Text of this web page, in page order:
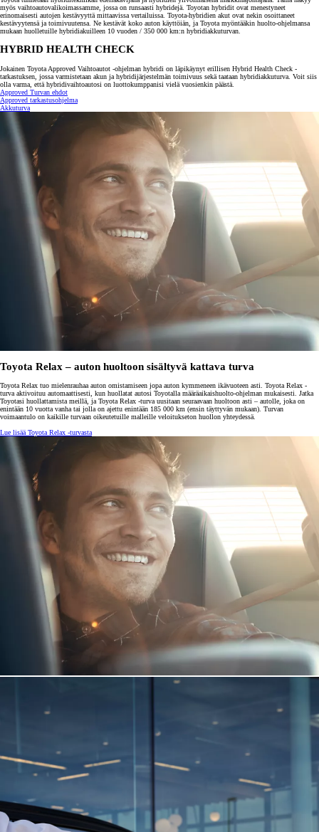
myös vaihtoautovalikoimassamme, jossa on runsaasti hybridejä. Toyotan hybridit ovat menestyneet
erinomaisesti autojen kestävyyttä mittaavissa vertailuissa. Toyota-hybridien akut ovat nekin osoittaneet
kestävyytensä ja toimivuutensa. Ne kestävät koko auton käyttöiän, ja Toyota myöntääkin huolto-ohjelmansa
mukaan huolletuille hybridiakuilleen 10 vuoden / 350 000 km:n hybridiakkuturvan.
HYBRID HEALTH CHECK
Jokainen Toyota Approved Vaihtoautot -ohjelman hybridi on läpikäynyt erillisen Hybrid Health Check -
tarkastuksen, jossa varmistetaan akun ja hybridijärjestelmän toimivuus sekä taataan hybridiakkuturva. Voit siis
olla varma, että hybridivaihtoautosi on luottokumppanisi vielä vuosienkin päästä.
Approved Turvan ehdot
Approved tarkastusohjelma
Akkuturva
Toyota Relax – auton huoltoon sisältyvä kattava turva
Toyota Relax tuo mielenrauhaa auton omistamiseen jopa auton kymmeneen ikävuoteen asti. Toyota Relax -
turva aktivoituu automaattisesti, kun huollatat autosi Toyotalla määräaikaishuolto-ohjelman mukaisesti. Jatka
Toyotasi huollattamista meillä, ja Toyota Relax -turva uusitaan seuraavaan huoltoon asti – autolle, joka on
enintään 10 vuotta vanha tai jolla on ajettu enintään 185 000 km (ensin täyttyvän mukaan). Turvan
voimaantulo on kaikille turvaan oikeutetuille malleille veloitukseton huollon yhteydessä.
Lue lisää Toyota Relax -turvasta